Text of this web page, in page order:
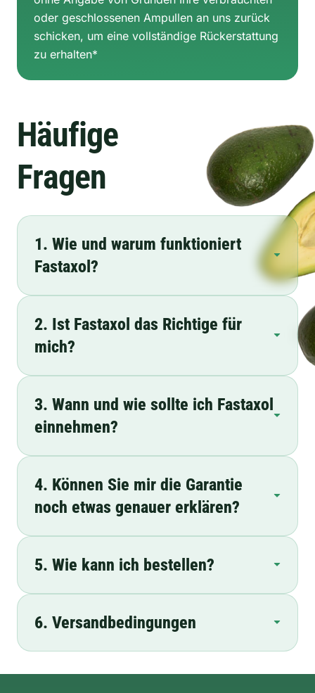
oder geschlossenen Ampullen an uns zurück
schicken, um eine vollständige Rückerstattung
zu erhalten*
Häufige
Fragen
1. Wie und warum funktioniert
Fastaxol?
2. Ist Fastaxol das Richtige für
mich?
3. Wann und wie sollte ich Fastaxol
einnehmen?
4. Können Sie mir die Garantie
noch etwas genauer erklären?
5. Wie kann ich bestellen?
6. Versandbedingungen